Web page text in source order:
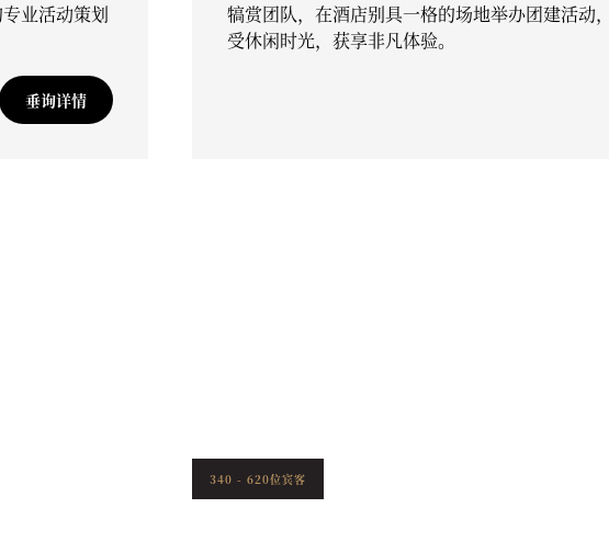
业活动策划
垂询详情
犒赏团队，在酒店别具一格的场地举办团建活动
受休闲时光，获享非凡体验。
340 - 620位宾客